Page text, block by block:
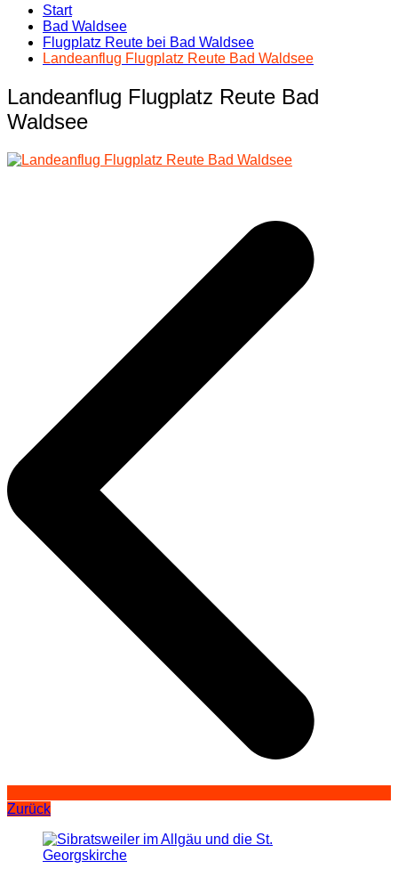
Start
Bad Waldsee
Flugplatz Reute bei Bad Waldsee
Landeanflug Flugplatz Reute Bad Waldsee
Landeanflug Flugplatz Reute Bad
Waldsee
Zurück